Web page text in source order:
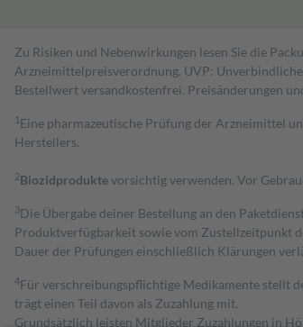
Zu Risiken und Nebenwirkungen lesen Sie die
Arzneimittelpreisverordnung. UVP: Unverbindliche
Bestell­wert versand­kosten­frei. Preisänderungen
1 Eine pharmazeutische Prüfung der Arzneimittel
Herstellers.
2Biozidproduktevorsichtig verwenden. Vor
3Die Übergabe deiner Bestellung an den
Produktverfügbarkeit sowie vom Zustellzeitpunkt
Dauer der Prüfungen einschließlich Klärungen
4Für verschreibungspflichtige Medikamente stellt
trägt einen Teil davon als Zuzahlung mit.
Grundsätzlich leisten Mitglieder Zuzahlungen in